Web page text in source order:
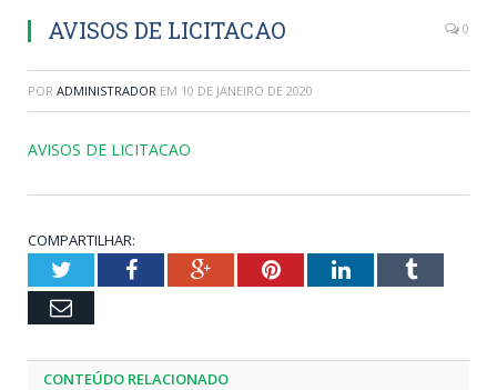
AVISOS DE LICITACAO 0
POR ADMINISTRADOR EM 10 DE JANEIRO DE 2020
AVISOS DE LICITACAO
COMPARTILHAR:
TwitterFacebookGoogle+PinterestLinkedInTumblr
Email
CONTEÚDO RELACIONADO